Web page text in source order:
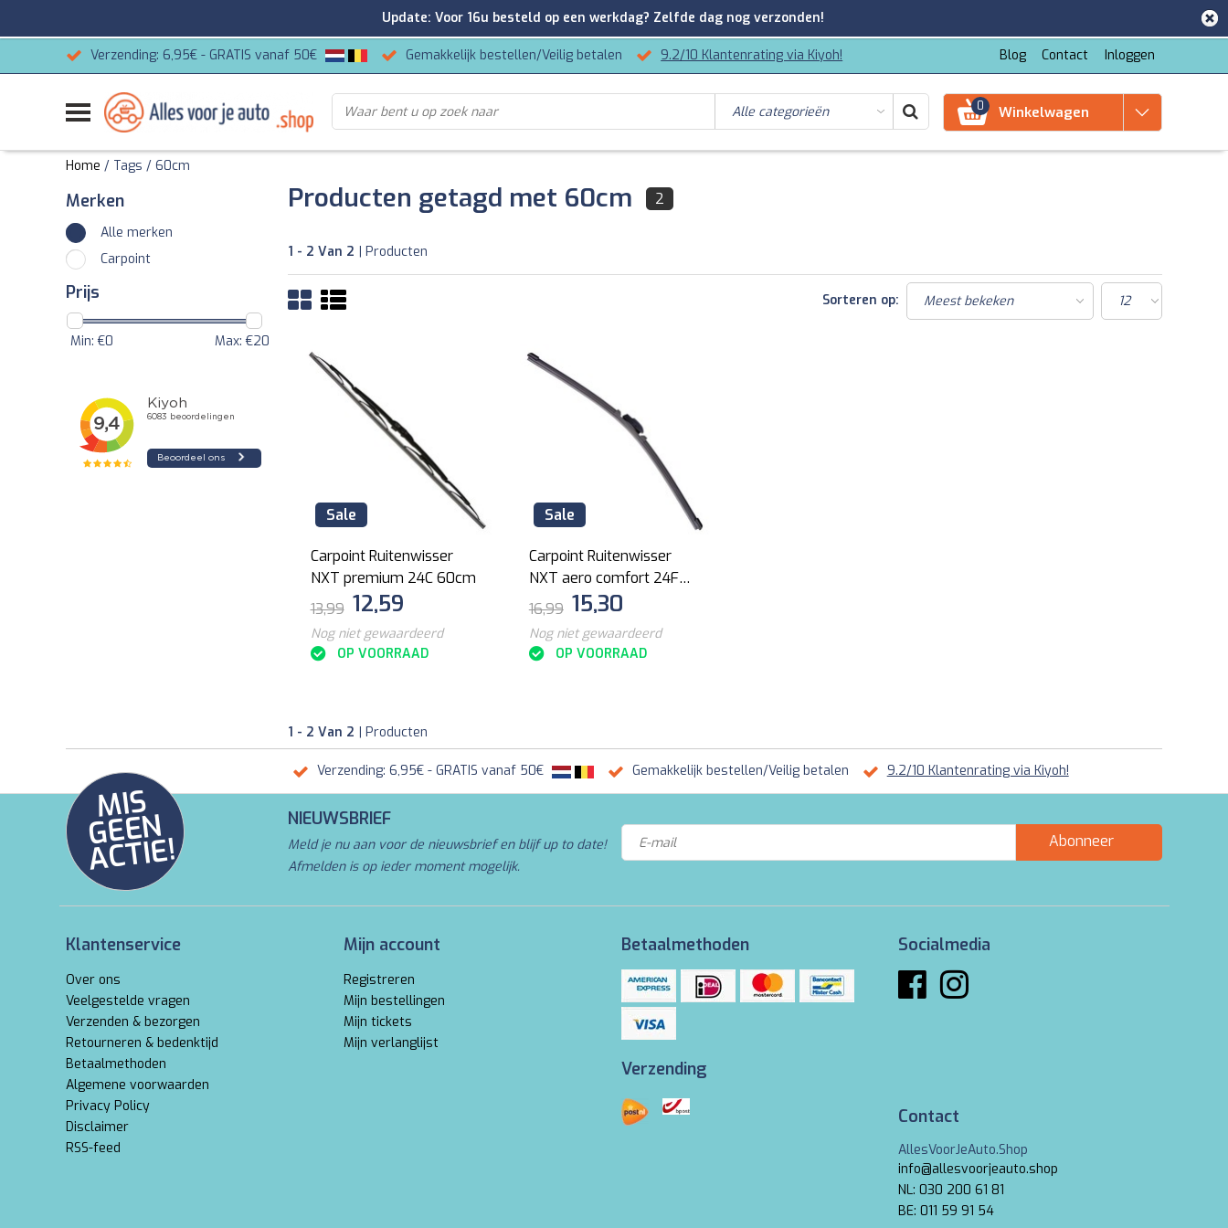
Verzending: 6,95€ - GRATIS vanaf 50€ Gemakkelijk bestellen/Veilig betalen 9.2/10 Klantenrating via Kiyoh! Blog Contact Inloggen
0 Winkelwagen
Home / Tags / 60cm
Merken
Alle merken
Carpoint
Prijs
Min: €0 Max: €20
Producten getagd met 60cm 2
1 - 2 Van 2 | Producten
Sorteren op:
Sale
Carpoint Ruitenwisser
NXT premium 24C 60cm
13,99 12,59
Nog niet gewaardeerd
OP VOORRAAD
Sale
Carpoint Ruitenwisser
NXT aero comfort 24F
60cm
16,99 15,30
Nog niet gewaardeerd
OP VOORRAAD
1 - 2 Van 2 | Producten
Verzending: 6,95€ - GRATIS vanaf 50€ Gemakkelijk bestellen/Veilig betalen 9.2/10 Klantenrating via Kiyoh!
MI
S
G
E
E
N
A
C
TI
E!
NIEUWSBRIEF
Meld je nu aan voor de nieuwsbrief en blijf up to date!
Afmelden is op ieder moment mogelijk.
Abonneer
Klantenservice
Over ons
Veelgestelde vragen
Verzenden & bezorgen
Retourneren & bedenktijd
Betaalmethoden
Algemene voorwaarden
Privacy Policy
Disclaimer
RSS-feed
Mijn account
Registreren
Mijn bestellingen
Mijn tickets
Mijn verlanglijst
Betaalmethoden
Verzending
Socialmedia
Contact
AllesVoorJeAuto.Shop
info@allesvoorjeauto.shop
NL: 030 200 61 81
BE: 011 59 91 54
Update: Voor 16u besteld op een werkdag? Zelfde dag nog verzonden!